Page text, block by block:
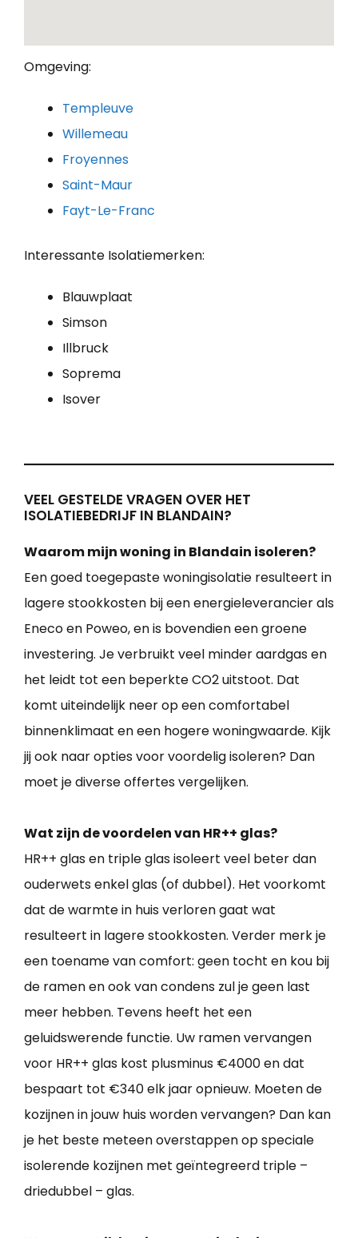
Omgeving:
Templeuve
Willemeau
Froyennes
Saint-Maur
Fayt-Le-Franc
Interessante Isolatiemerken:
Blauwplaat
Simson
Illbruck
Soprema
Isover
VEEL GESTELDE VRAGEN OVER HET
ISOLATIEBEDRIJF IN BLANDAIN?
Waarom mijn woning in Blandain isoleren?
Een goed toegepaste woningisolatie resulteert in
lagere stookkosten bij een energieleverancier als
Eneco en Poweo, en is bovendien een groene
investering. Je verbruikt veel minder aardgas en
het leidt tot een beperkte CO2 uitstoot. Dat
komt uiteindelijk neer op een comfortabel
binnenklimaat en een hogere woningwaarde. Kijk
jij ook naar opties voor voordelig isoleren? Dan
moet je diverse offertes vergelijken.
Wat zijn de voordelen van HR++ glas?
HR++ glas en triple glas isoleert veel beter dan
ouderwets enkel glas (of dubbel). Het voorkomt
dat de warmte in huis verloren gaat wat
resulteert in lagere stookkosten. Verder merk je
een toename van comfort: geen tocht en kou bij
de ramen en ook van condens zul je geen last
meer hebben. Tevens heeft het een
geluidswerende functie. Uw ramen vervangen
voor HR++ glas kost plusminus €4000 en dat
bespaart tot €340 elk jaar opnieuw. Moeten de
kozijnen in jouw huis worden vervangen? Dan kan
je het beste meteen overstappen op speciale
isolerende kozijnen met geïntegreerd triple –
driedubbel – glas.